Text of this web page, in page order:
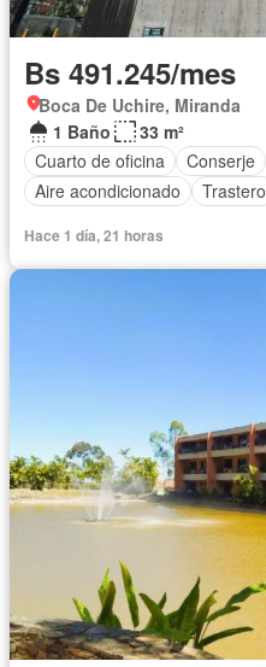
Bs 491.245/mes
Boca De Uchire, Miranda
1 Baño
33 m²
Cuarto de oficina
Conserje
Aire acondicionado
Trastero
Hace 1 día, 21 horas